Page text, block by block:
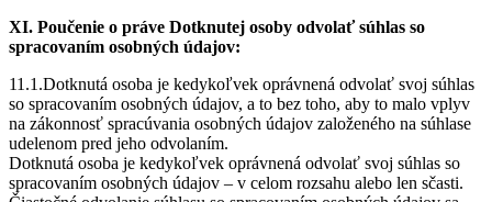
XI. Poučenie o práve Dotknutej osoby odvolať súhlas so
spracovaním osobných údajov:
11.1.Dotknutá osoba je kedykoľvek oprávnená odvolať svoj súhlas
so spracovaním osobných údajov, a to bez toho, aby to malo vplyv
na zákonnosť spracúvania osobných údajov založeného na súhlase
udelenom pred jeho odvolaním.
Dotknutá osoba je kedykoľvek oprávnená odvolať svoj súhlas so
spracovaním osobných údajov – v celom rozsahu alebo len sčasti.